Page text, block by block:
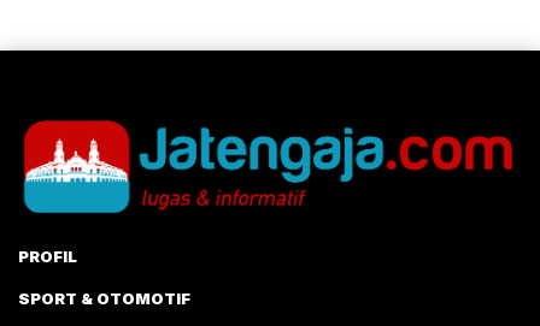
PROFIL
SPORT & OTOMOTIF